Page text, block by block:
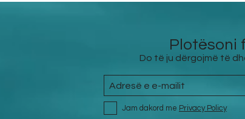
Plotësoni
Do të ju dërgojmë të
Jam dakord me Privacy Policy